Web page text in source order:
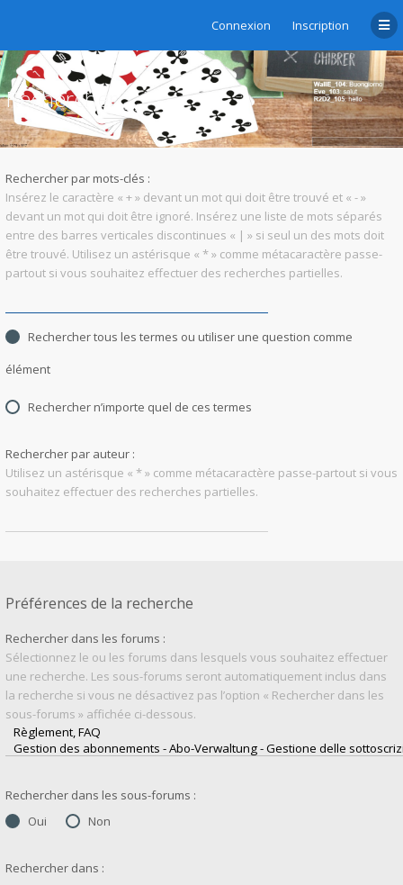
Connexion Inscription
Rechercher
Rechercher par mots-clés :
Insérez le caractère « + » devant un mot qui doit être trouvé et « - »
devant un mot qui doit être ignoré. Insérez une liste de mots séparés
entre des barres verticales discontinues « | » si seul un des mots doit
être trouvé. Utilisez un astérisque « * » comme métacaractère passe-
partout si vous souhaitez effectuer des recherches partielles.
Rechercher tous les termes ou utiliser une question comme
élément
Rechercher n’importe quel de ces termes
Rechercher par auteur :
Utilisez un astérisque « * » comme métacaractère passe-partout si vous
souhaitez effectuer des recherches partielles.
Préférences de la recherche
Rechercher dans les forums :
Sélectionnez le ou les forums dans lesquels vous souhaitez effectuer
une recherche. Les sous-forums seront automatiquement inclus dans
la recherche si vous ne désactivez pas l’option « Rechercher dans les
sous-forums » affichée ci-dessous.
Rechercher dans les sous-forums :
Oui
Non
Rechercher dans :